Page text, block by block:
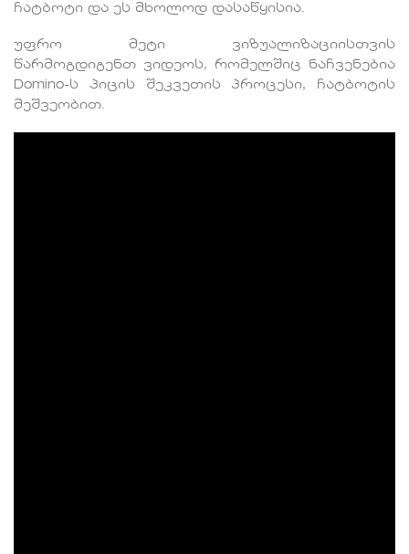
ჩატბოტი და ეს მხოლოდ დასაწყისია.
უფრო მეტი ვიზუალიზაციისთვის
წარმოგდიგენთ ვიდეოს, რომელშიც ნაჩვენებია
Domino-ს პიცის შეკვეთის პროცესი, ჩატბოტის
მეშვეობით.